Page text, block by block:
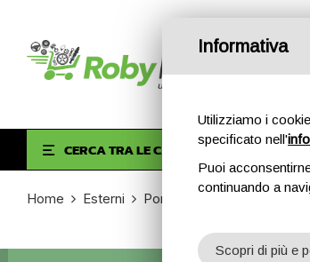
CERCA TRA LE CATEGORIE
Home Esterni Portiere anteriori e
Informativa
Utilizziamo i
specificato nell'
Puoi
continuando a
Scopri di più e